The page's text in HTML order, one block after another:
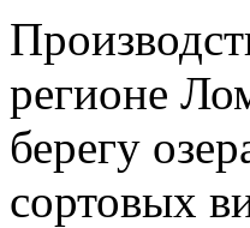
регионе
берегу
сортовых